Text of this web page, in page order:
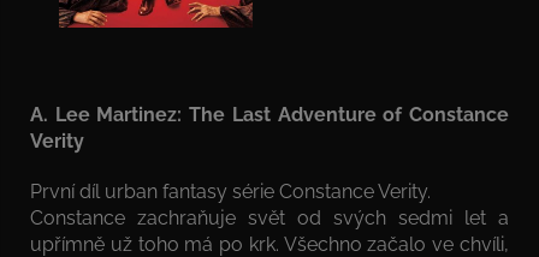
A. Lee Martinez: The Last Adventure of Constance
Verity
První díl urban fantasy série Constance Verity.
Constance zachraňuje svět od svých sedmi let a
upřímně už toho má po krk. Všechno začalo ve chvíli,